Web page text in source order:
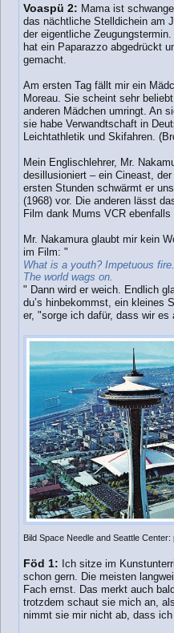
Voaspü 2: Mama ist
das nächtliche Stelldichein am
der eigentliche
hat ein Paparazzo abgedrückt
gemacht.
Am ersten Tag fällt mir ein
Moreau. Sie scheint sehr
anderen Mädchen umringt. An
sie habe Verwandtschaft in
Leichtathletik und Skifahren.
Mein Englischlehrer, Mr.
desillusioniert – ein Cineast,
ersten Stunden schwärmt er
(1968) vor. Die anderen lässt
Film dank Mums VCR ebenfalls
Mr. Nakamura glaubt mir kein
im Film: "
What is a youth? Impetuous
The world wags on.
" Dann wird er weich. Endlich
du’s hinbekommst, ein kleines
er, "sorge ich dafür, dass wir es
Bild Space Needle and Seattle Center:
Föd 1: Ich sitze im
schon gern. Die meisten
Fach ernst. Das merkt auch
trotzdem schaut sie mich an,
nimmt sie mir nicht ab, dass